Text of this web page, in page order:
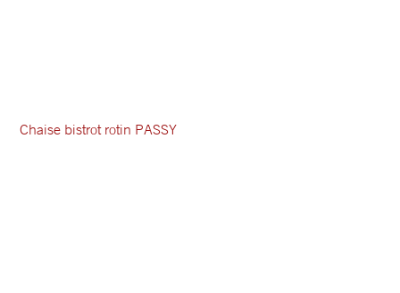
Chaise bistrot rotin PASSY